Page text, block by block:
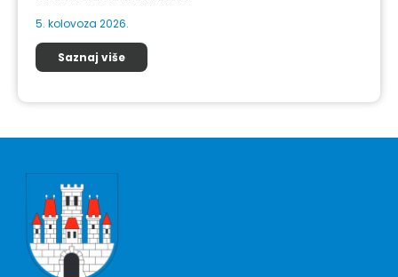
5. kolovoza 2026.
Saznaj više